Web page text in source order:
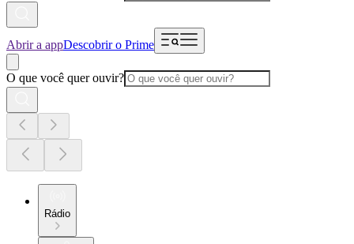
Abrir a appDescobrir o Prime
O que você quer ouvir?
Rádio